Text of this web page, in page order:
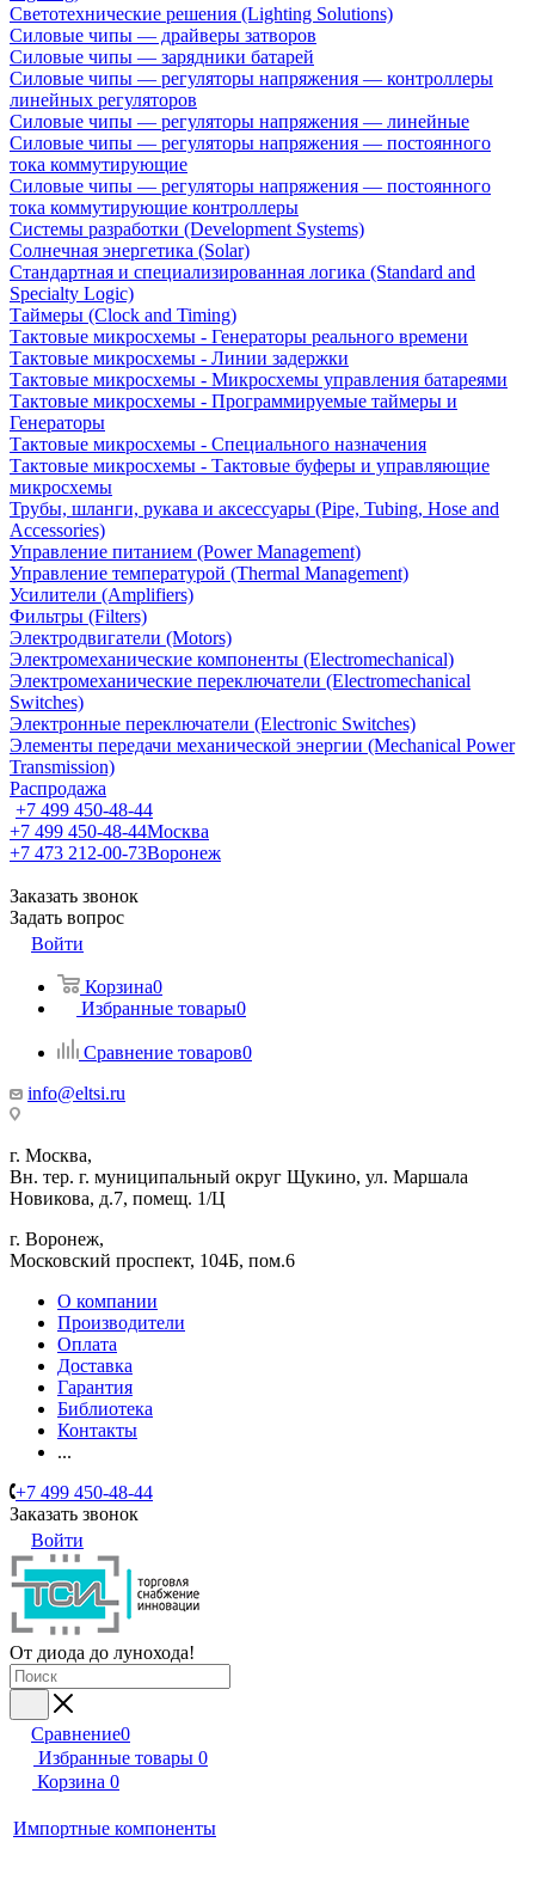
Светотехнические решения (Lighting Solutions)
Силовые чипы — драйверы затворов
Силовые чипы — зарядники батарей
Силовые чипы — регуляторы напряжения — контроллеры
линейных регуляторов
Силовые чипы — регуляторы напряжения — линейные
Силовые чипы — регуляторы напряжения — постоянного
тока коммутирующие
Силовые чипы — регуляторы напряжения — постоянного
тока коммутирующие контроллеры
Системы разработки (Development Systems)
Солнечная энергетика (Solar)
Стандартная и специализированная логика (Standard and
Specialty Logic)
Таймеры (Clock and Timing)
Тактовые микросхемы - Генераторы реального времени
Тактовые микросхемы - Линии задержки
Тактовые микросхемы - Микросхемы управления батареями
Тактовые микросхемы - Программируемые таймеры и
Генераторы
Тактовые микросхемы - Специального назначения
Тактовые микросхемы - Тактовые буферы и управляющие
микросхемы
Трубы, шланги, рукава и аксессуары (Pipe, Tubing, Hose and
Accessories)
Управление питанием (Power Management)
Управление температурой (Thermal Management)
Усилители (Amplifiers)
Фильтры (Filters)
Электродвигатели (Motors)
Электромеханические компоненты (Electromechanical)
Электромеханические переключатели (Electromechanical
Switches)
Электронные переключатели (Electronic Switches)
Элементы передачи механической энергии (Mechanical Power
Transmission)
Распродажа
+7 499 450-48-44
+7 499 450-48-44Москва
+7 473 212-00-73Воронеж
Заказать звонок
Задать вопрос
Войти
Корзина0
Избранные товары0
Сравнение товаров0
info@eltsi.ru
г. Москва,
Вн. тер. г. муниципальный округ Щукино, ул. Маршала
Новикова, д.7, помещ. 1/Ц
г. Воронеж,
​Московский проспект, 104Б, пом.6
О компании
Производители
Оплата
Доставка
Гарантия
Библиотека
Контакты
...
+7 499 450-48-44
Заказать звонок
Войти
От диода до лунохода!
Сравнение0
Избранные товары 0
Корзина 0
Импортные компоненты